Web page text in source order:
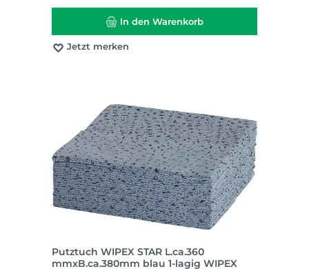
In den Warenkorb
Jetzt merken
Putztuch WIPEX STAR L.ca.360
mmxB.ca.380mm blau 1-lagig WIPEX